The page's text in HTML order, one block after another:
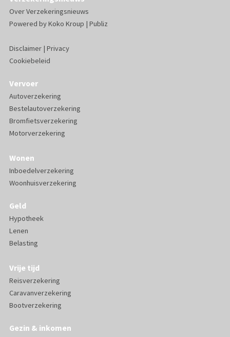
Over Verzekeringsnieuws
Powered byKoko Kroup | Publiz
Disclaimer| Privacy
Cookiebeleid
Vervoer
Autoverzekering
Bestelautoverzekering
Bromfietsverzekering
Motorverzekering
Wonen
Inboedelverzekering
Woonhuisverzekering
Geld
Hypotheek
Lenen
Belasting
Vrije tijd
Reisverzekering
Caravanverzekering
Bootverzekering
Gezin & inkomen